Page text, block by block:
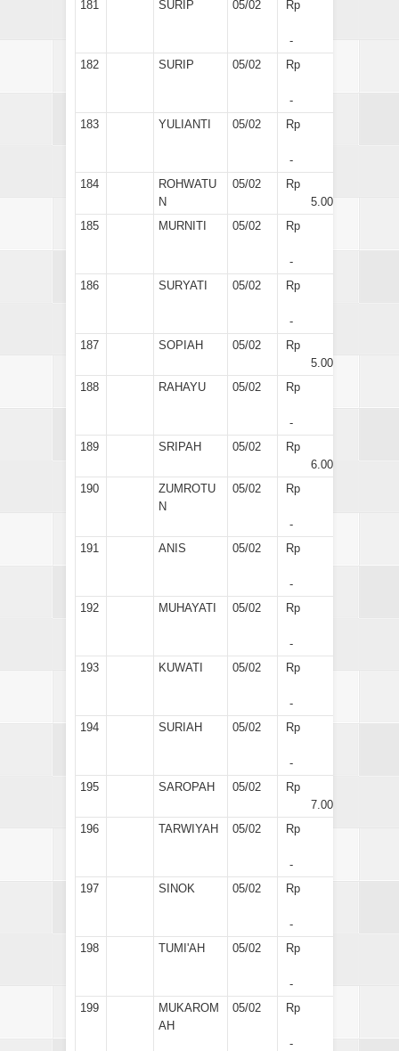
181 SURIP 05/02 Rp
-
182
SURIP 05/02 Rp
-
183
YULIANTI 05/02 Rp
-
184
ROHWATU
N
05/02
Rp
5.000
185
MURNITI 05/02 Rp
-
186
SURYATI 05/02 Rp
-
187
SOPIAH 05/02
Rp
5.000
188
RAHAYU 05/02 Rp
-
189
SRIPAH 05/02
Rp
6.000
190
ZUMROTU
N
05/02 Rp
-
191
ANIS 05/02 Rp
-
192
MUHAYATI 05/02 Rp
-
193
KUWATI 05/02 Rp
-
194
SURIAH 05/02 Rp
-
195
SAROPAH 05/02
Rp
7.000
196
TARWIYAH 05/02 Rp
-
197
SINOK 05/02 Rp
-
198
TUMI'AH 05/02 Rp
-
199
MUKAROM
AH
05/02 Rp
-